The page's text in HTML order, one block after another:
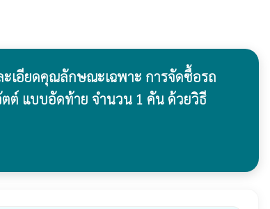
ะเอียดคุณลักษณะเฉพาะ การจัดซื้อรถ
ต์ แบบอัดท้าย จำนวน 1 คัน ด้วยวิธี